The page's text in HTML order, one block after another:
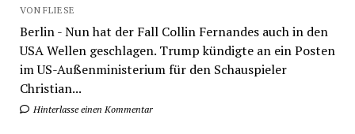
VON FLIESE
Berlin - Nun hat der Fall Collin Fernandes auch in den
USA Wellen geschlagen. Trump kündigte an ein Posten
im US-Außenministerium für den Schauspieler
Christian...
Hinterlasse einen Kommentar